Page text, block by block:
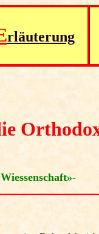
rläuterung